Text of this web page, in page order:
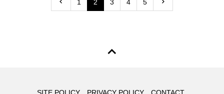
1 2 3 4 5